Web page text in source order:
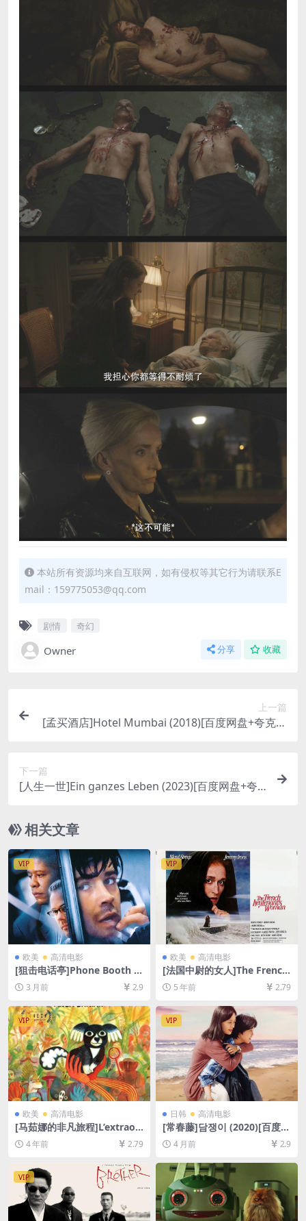
本站所有资源均来自互联网，如有侵权等其它行为请联系E
mail：159775053@qq.com
剧情 奇幻
Owner 分享 收藏
上一篇
[孟买酒店]Hotel Mumbai (2018)[百度网盘+夸克网
下一篇
[人生一世]Ein ganzes Leben (2023)[百度网盘+夸
[MP4/9GB][中文字幕]
相关文章
VIP
欧美 高清电影
[狙击电话亭]Phone Booth (2
002)[百度网盘+夸克网盘1080
P超清未删减资源][网盘在线播
放/下载][MP4/5.2GB][中英字
幕]
3 月前 2.9
VIP
欧美 高清电影
[法国中尉的女人]The French
Lieutenant’s Woman (198
1)[百度网盘+迅雷云盘资源10
80P超清未删减][MP4/7.7GB]
[中文字幕]
5 年前 2.79
VIP
欧美 高清电影
[马茹娜的非凡旅程]L’extraor
dinaire voyage de Marona
(2019)[百度网盘+迅雷云盘资
GB][中文字幕]
4 年前 2.79
VIP
日韩 高清电影
[常春藤]담쟁이 (2020)[百度网
盘+夸克网盘1080P超清未删
减资源][网盘在线播放/下载]
4 月前 2.9
VIP